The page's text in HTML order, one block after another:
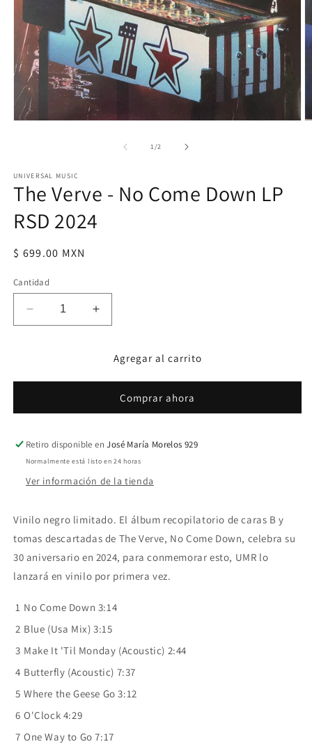
una
ventana
modal
1/de2
UNIVERSAL MUSIC
The Verve - No Come Down LP
RSD 2024
Precio
$ 699.00 MXN
Cantidad
Reducir
cantidad
Come
LP
RSD
2024
Aumentar
cantidad
The
Come
LP
RSD
2024
Agregar al carrito
Comprar ahora
Retiro disponible enJosé María Morelos 929
Normalmente está listo en 24 horas
Ver información de la tienda
Vinilo negro limitado. El álbum recopilatorio de caras B y
tomas descartadas de The Verve, No Come Down, celebra su
30 aniversario en 2024, para conmemorar esto, UMR lo
lanzará en vinilo por primera vez.
1 No Come Down 3:14
2 Blue (Usa Mix) 3:15
3 Make It 'Til Monday (Acoustic) 2:44
4 Butterfly (Acoustic) 7:37
5 Where the Geese Go 3:12
6 O'Clock 4:29
7 One Way to Go 7:17